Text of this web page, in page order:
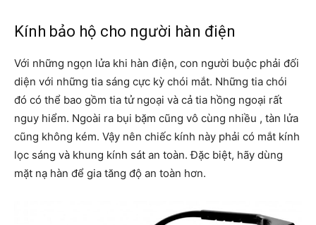
Kính bảo hộ cho người hàn điện
Với những ngọn lửa khi hàn điện, con người buộc phải đối
diện với những tia sáng cực kỳ chói mắt. Những tia chói
đó có thể bao gồm tia tử ngoại và cả tia hồng ngoại rất
nguy hiểm. Ngoài ra bụi bặm cũng vô cùng nhiều , tàn lửa
cũng không kém. Vậy nên chiếc kính này phải có mắt kính
lọc sáng và khung kính sát an toàn. Đặc biệt, hãy dùng
mặt nạ hàn để gia tăng độ an toàn hơn.